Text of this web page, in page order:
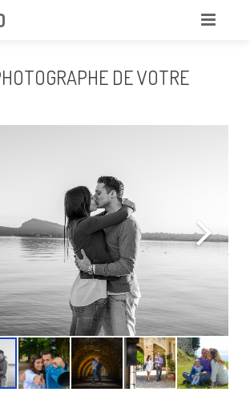
DE VOTRE